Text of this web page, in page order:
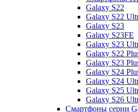
Galaxy S22
Galaxy S22
Galaxy S23
Galaxy S23FE
Galaxy S23
Galaxy S22
Galaxy S23
Galaxy S24
Galaxy S24
Galaxy S25
Galaxy S26
Смартфоны серии